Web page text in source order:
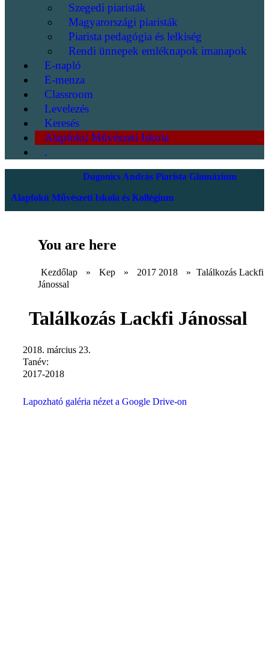
Szegedi piaristák
Magyarországi piaristák
Piarista pedagógia és lelkiség
Rendi ünnepek emléknapok imanapok
E-napló
E-menza
Classroom
Levelezés
Keresés
Alapfokú Művészeti Iskola
.
Dugonics András Piarista Gimnázium
Alapfokú Művészeti Iskola és Kollégium
You are here
Kezdőlap » Kep » 2017 2018 » Találkozás Lackfi
Jánossal
Találkozás Lackfi Jánossal
2018. március 23.
Tanév:
2017-2018
Lapozható galéria nézet a Google Drive-on